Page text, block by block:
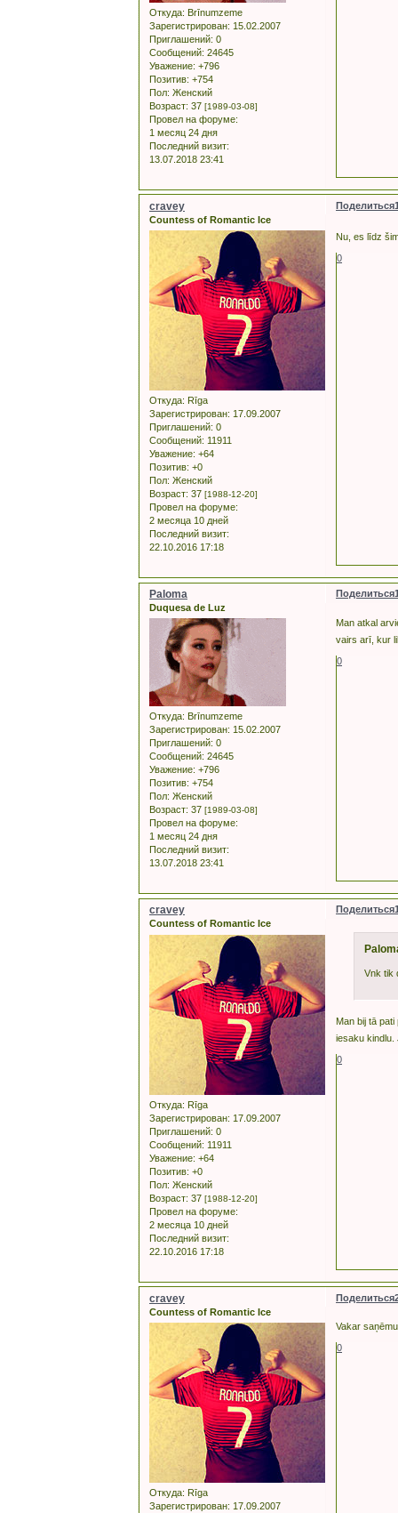
Откуда: Brīnumzeme
Зарегистрирован: 15.02.2007
Приглашений: 0
Сообщений: 24645
Уважение: +796
Позитив: +754
Пол: Женский
Возраст: 37 [1989-03-08]
Провел на форуме:
1 месяц 24 дня
Последний визит:
13.07.2018 23:41
Поделиться
cravey
Countess of Romantic Ice
Откуда: Rīga
Зарегистрирован: 17.09.2007
Приглашений: 0
Сообщений: 11911
Уважение: +64
Позитив: +0
Пол: Женский
Возраст: 37 [1988-12-20]
Провел на форуме:
2 месяца 10 дней
Последний визит:
22.10.2016 17:18
Nu, es līdz
0
Поделиться
Paloma
Duquesa de Luz
Откуда: Brīnumzeme
Зарегистрирован: 15.02.2007
Приглашений: 0
Сообщений: 24645
Уважение: +796
Позитив: +754
Пол: Женский
Возраст: 37 [1989-03-08]
Провел на форуме:
1 месяц 24 дня
Последний визит:
13.07.2018 23:41
Man atkal
vairs arī, kur
0
Поделиться
cravey
Countess of Romantic Ice
Откуда: Rīga
Зарегистрирован: 17.09.2007
Приглашений: 0
Сообщений: 11911
Уважение: +64
Позитив: +0
Пол: Женский
Возраст: 37 [1988-12-20]
Провел на форуме:
2 месяца 10 дней
Последний визит:
22.10.2016 17:18
Vnk tik
Man bij tā
iesaku kindlu.
0
Поделиться
cravey
Countess of Romantic Ice
Откуда: Rīga
Зарегистрирован: 17.09.2007
Vakar
0